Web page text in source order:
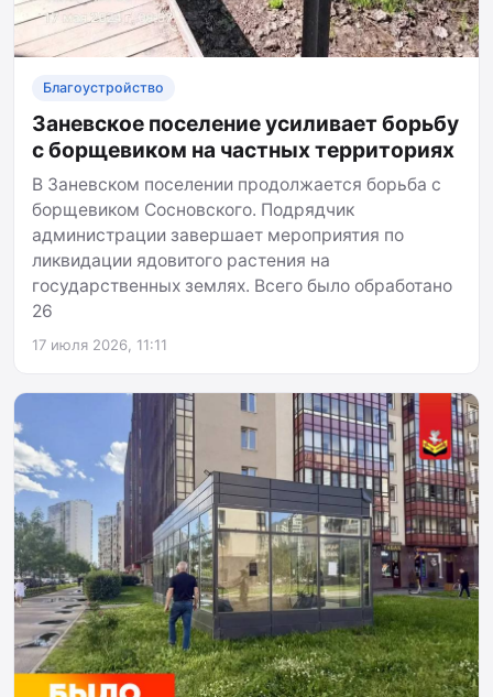
Благоустройство
Заневское поселение усиливает борьбу
с борщевиком на частных территориях
В Заневском поселении продолжается борьба с
борщевиком Сосновского. Подрядчик
администрации завершает мероприятия по
ликвидации ядовитого растения на
государственных землях. Всего было обработано
26
17 июля 2026, 11:11